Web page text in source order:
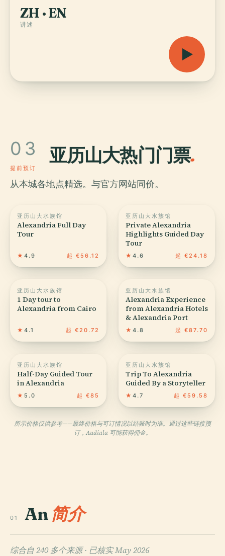
ZH · EN
讲述
03 亚历山大热门门票.
提前预订
从本城各地点精选。与官方网站同价。
亚历山大水族馆
Alexandria Full Day
Tour
★ 4.9 起 €56.12
亚历山大水族馆
Private Alexandria
Highlights Guided Day
Tour
★ 4.6 起 €24.18
亚历山大水族馆
1 Day tour to
Alexandria from Cairo
★ 4.1 起 €20.72
亚历山大水族馆
Alexandria Experience
from Alexandria Hotels
& Alexandria Port
★ 4.8 起 €87.70
亚历山大水族馆
Half-Day Guided Tour
in Alexandria
★ 5.0 起 €85
亚历山大水族馆
Trip To Alexandria
Guided By a Storyteller
★ 4.7 起 €59.58
所示价格仅供参考——最终价格与可订情况以结账时为准。通过这些链接预
订，Audiala 可能获得佣金。
01 An 简介
综合自 240 多个来源 · 已核实 May 2026